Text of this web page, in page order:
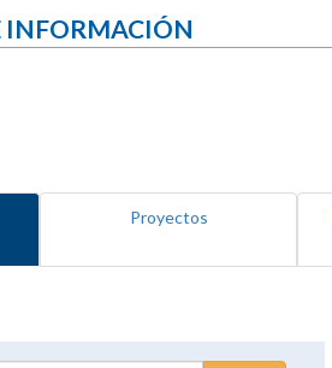
INFORMACIÓN
Proyectos